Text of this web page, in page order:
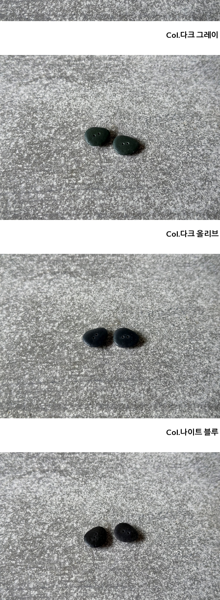
Col.다크 그레이
Col.다크 올리브
Col.나이트 블루